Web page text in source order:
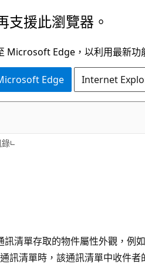
支援此瀏覽器。
Microsoft Edge，以利用最新功
Edge Internet
訊清單存取的物件屬性外觀，例
清單時，該通訊清單中收件者